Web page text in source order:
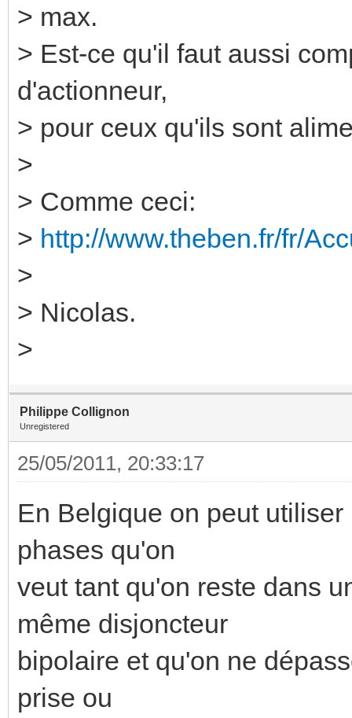
> max.
> Est-ce qu'il faut aussi
d'actionneur,
> pour ceux qu'ils sont
>
> Comme ceci:
> http://www.theben.fr/fr/
>
> Nicolas.
>
Philippe Collignon
Unregistered
25/05/2011, 20:33:17
En Belgique on peut
phases qu'on
veut tant qu'on reste dans
même disjoncteur
bipolaire et qu'on ne
prise ou